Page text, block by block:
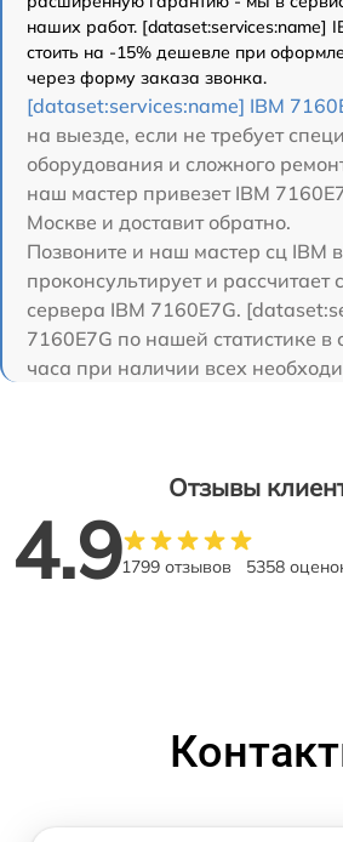
наших работ. [dataset:services:name]
стоить на -15% дешевле при
через форму заказа звонка.
[dataset:services:name] IBM
на выезде, если не требует
оборудования и сложного
наш мастер привезет IBM
Москве и доставит обратно.
Позвоните и наш мастер сц IBM
проконсультирует и рассчитает
сервера IBM 7160E7G.
7160E7G по нашей статистике
часа при наличии всех
Отзывы
4.91799 отзывов 5358